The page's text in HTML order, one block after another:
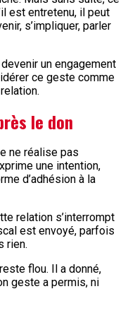
est entretenu, il peut
s’impliquer, parler
un engagement
ce geste comme
le don
ne réalise pas
une intention,
d’adhésion à la
relation s’interrompt
est envoyé, parfois
rien.
flou. Il a donné,
geste a permis, ni